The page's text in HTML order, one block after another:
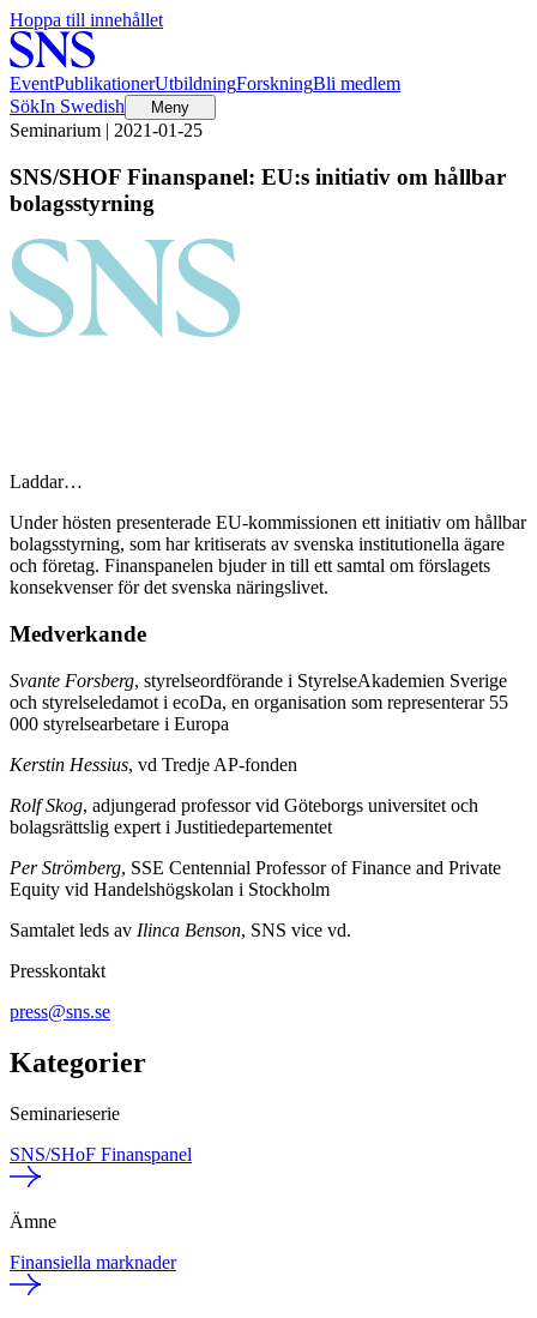
Hoppa till innehållet
EventPublikationerUtbildningForskningBli medlem
SökIn Swedish Meny
Seminarium | 2021-01-25
SNS/SHOF Finanspanel: EU:s initiativ om hållbar
bolagsstyrning
Laddar…
Under hösten presenterade EU-kommissionen ett initiativ om hållbar
bolagsstyrning, som har kritiserats av svenska institutionella ägare
och företag. Finanspanelen bjuder in till ett samtal om förslagets
konsekvenser för det svenska näringslivet.
Medverkande
Svante Forsberg, styrelseordförande i StyrelseAkademien Sverige
och styrelseledamot i ecoDa, en organisation som representerar 55
000 styrelsearbetare i Europa
Kerstin Hessius, vd Tredje AP-fonden
Rolf Skog, adjungerad professor vid Göteborgs universitet och
bolagsrättslig expert i Justitiedepartementet
Per Strömberg, SSE Centennial Professor of Finance and Private
Equity vid Handelshögskolan i Stockholm
Samtalet leds av Ilinca Benson, SNS vice vd.
Presskontakt
press@sns.se
Kategorier
Seminarieserie
SNS/SHoF Finanspanel
Ämne
Finansiella marknader